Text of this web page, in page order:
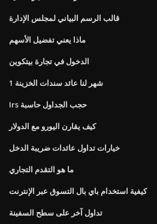
قالب الرسم البياني لمجلس الإدارة
ماذا يعني تفضيل الأسهم
الدخول في تجارة بيتكوين
1 شهر لنا عائد سندات الخزينة
Irs حجب الجداول حاسبة
كيف يقارن اليورو مع الدولار
خيارات تداول عائدات ضريبة الدخل
ما هو التقدم التجاري
كيفية استخدام باي بال التسوق عبر الإنترنت
تداول آخر على سطح السفينة